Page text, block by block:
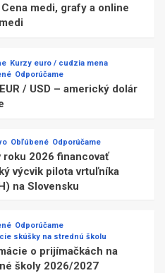
medi, grafy a online
Kurzy euro / cudzia mena
Odporúčame
/ USD – americký dolár
Obľúbené Odporúčame
roku 2026 financovať
výcvik pilota vrtuľníka
na Slovensku
Odporúčame
skúšky na strednú školu
o prijímačkách na
školy 2026/2027